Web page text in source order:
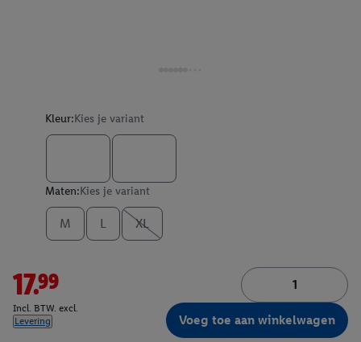
Kleur:Kies je variant
Maten:Kies je variant
M L XL
17.99
Incl. BTW. excl.
Levering
Voeg toe aan winkelwagen